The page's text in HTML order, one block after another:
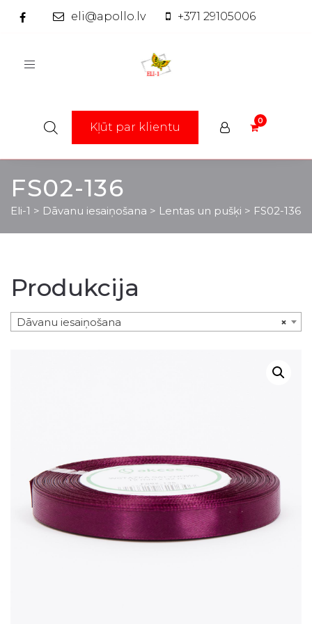
eli@apollo.lv +371 29105006
Toggle
Kļūt par klientu
FS02-136
Eli-1 > Dāvanu iesaiņošana > Lentas un pušķi > FS02-136
Produkcija
×
Dāvanu iesaiņošana